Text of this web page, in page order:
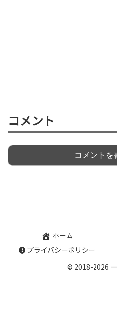
コメント
コメントを
ホーム
プライバシーポリシー
© 2018-2026